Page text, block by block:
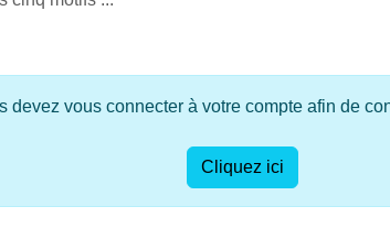
devez vous connecter à votre compte afin de
Cliquez ici